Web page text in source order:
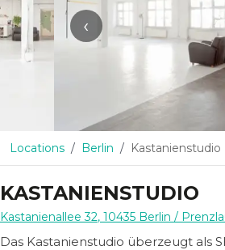
‹
Locations Berlin Kastanienstudio
KASTANIENSTUDIO
Kastanienallee 32, 10435 Berlin /
Das Kastanienstudio überzeugt als